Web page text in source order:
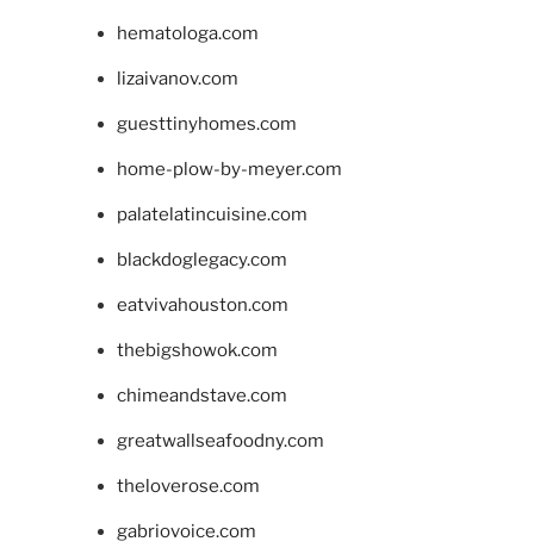
hematologa.com
lizaivanov.com
guesttinyhomes.com
home-plow-by-meyer.com
palatelatincuisine.com
blackdoglegacy.com
eatvivahouston.com
thebigshowok.com
chimeandstave.com
greatwallseafoodny.com
theloverose.com
gabriovoice.com